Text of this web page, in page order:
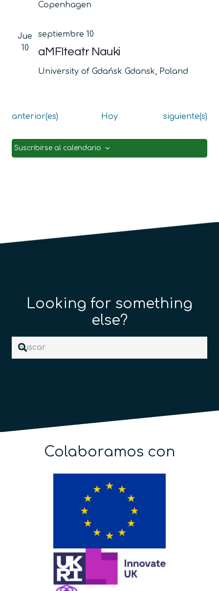
Copenhagen
Jue
10
aMFIteatr Nauki
septiembre 10
University of Gdańsk Gdansk, Poland
Eventos
anterior(es) Hoy Eventos
siguiente(s)
Suscribirse al calendario
Looking for something
else?
Colaboramos con